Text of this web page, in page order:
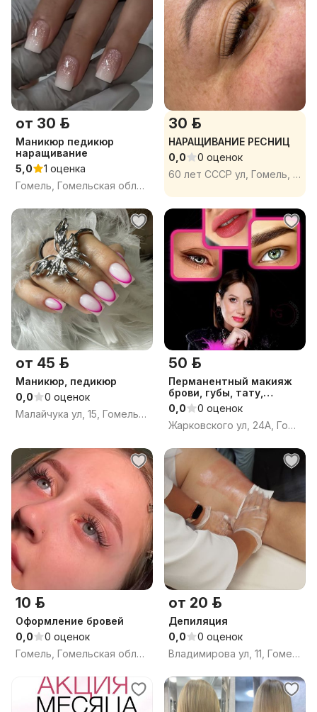
от 30 р.
Маникюр педикюр
наращивание
5,0
1 оценка
Гомель, Гомельская область
30 р.
НАРАЩИВАНИЕ РЕСНИЦ
0,0
0 оценок
60 лет СССР ул, Гомель, Гомельская область
от 45 р.
Маникюр, педикюр
0,0
0 оценок
Малайчука ул, 15, Гомель, Гомельская область
50 р.
Перманентный макияж
брови, губы, тату,
татуаж, кра
0,0
0 оценок
Жарковского ул, 24А, Гомель, Гомельская область
10 р.
Оформление бровей
0,0
0 оценок
Гомель, Гомельская область
от 20 р.
Депиляция
0,0
0 оценок
Владимирова ул, 11, Гомель, Гомельская область